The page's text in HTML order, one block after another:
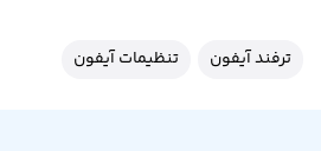
ترفند آیفون تنظیمات آیفون